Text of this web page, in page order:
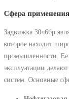
Сфера
Задвижка 30ч6бр
которое находит
промышленности. Ее
эксплуатации
систем. Основные